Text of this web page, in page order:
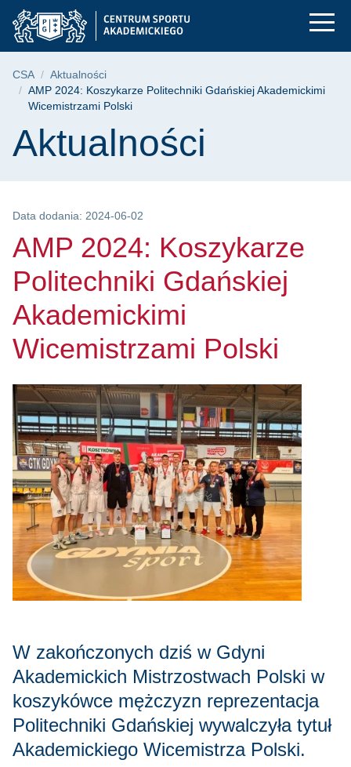
Przejdź
do
menu
Przejdź
do
wyszukiwarki
Przejdź
do
treści
AMP 2024:
Ścieżka nawigacyjna
CSA
Aktualności
AMP 2024: Koszykarze Politechniki Gdańskiej Akademickimi
Wicemistrzami Polski
Treść strony
Aktualności
Data dodania: 2024-06-02
AMP 2024: Koszykarze
Politechniki Gdańskiej
Akademickimi
Wicemistrzami Polski
W zakończonych dziś w Gdyni
Akademickich Mistrzostwach Polski w
koszykówce mężczyzn reprezentacja
Politechniki Gdańskiej wywalczyła tytuł
Akademickiego Wicemistrza Polski.